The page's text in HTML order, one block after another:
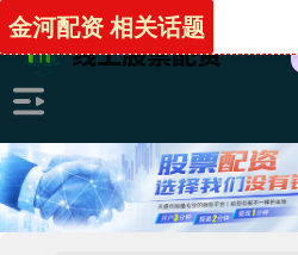
金河配资 相关话题